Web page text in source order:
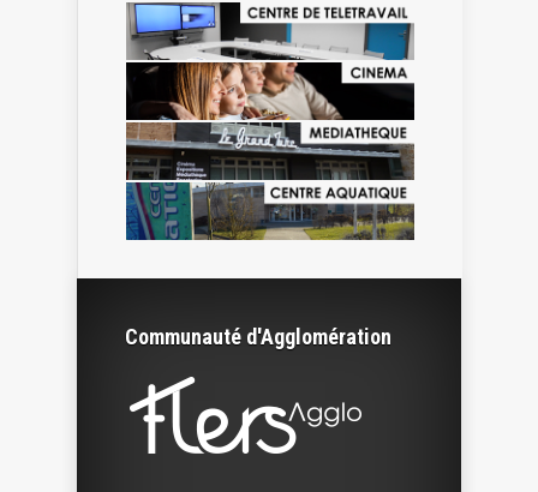
Communauté d'Agglomération